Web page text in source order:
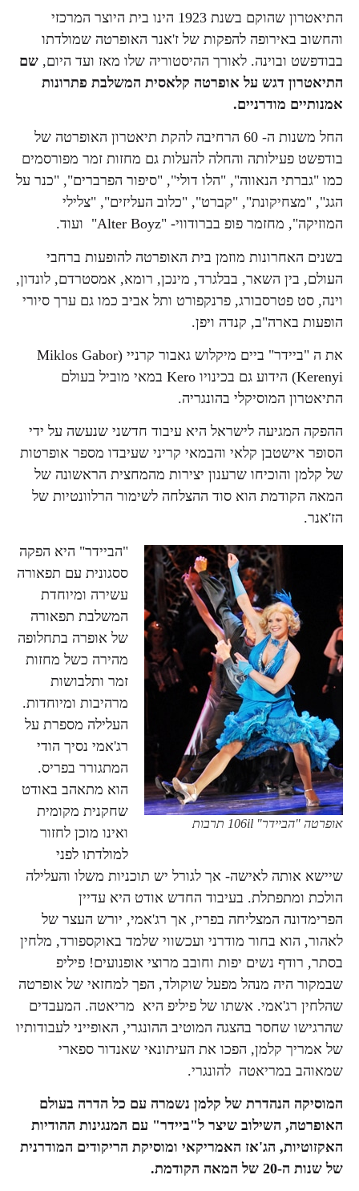
התיאטרון שהוקם בשנת 1923 הינו בית היוצר המרכזי
והחשוב באירופה להפקות של ז'אנר האופרטה שמולדתו
בבודפשט ובוינה. לאורך ההיסטוריה שלו מאז ועד היום, שם
התיאטרון דגש על אופרטה קלאסית המשלבת פתרונות
אמנותיים מודרניים.
החל משנות ה- 60 הרחיבה להקת תיאטרון האופרטה של
בודפשט פעילותה והחלה להעלות גם מחזות זמר מפורסמים
כמו "גברתי הנאווה", "הלו דולי", "סיפור הפרברים", "כנר על
הגג", "מצחיקונת", "קברט", "כלוב העליזים", "צלילי
המוזיקה", מחזמר פופ בברודווי- "Alter Boyz" ועוד.
בשנים האחרונות מוזמן בית האופרטה להופעות ברחבי
העולם, בין השאר, בבלגרד, מינכן, רומא, אמסטרדם, לונדון,
וינה, סט פטרסבורג, פרנקפורט ותל אביב כמו גם ערך סיורי
הופעות בארה"ב, קנדה ויפן.
את ה "ביידר" ביים מיקלוש גאבור קרניי (Miklos Gabor
Kerenyi) הידוע גם בכינויו Kero במאי מוביל בעולם
התיאטרון המוסיקלי בהונגריה.
ההפקה המגיעה לישראל היא עיבוד חדשני שנעשה על ידי
הסופר אישטבן קלאי והבמאי קריני שעיבדו מספר אופרטות
של קלמן והוכיחו שרענון יצירות מהמחצית הראשונה של
המאה הקודמת הוא סוד ההצלחה לשימור הרלוונטיות של
הז'אנר.
אופרטה "הביידר" 106il תרבות
"הביידר" היא הפקה
ססגונית עם תפאורה
עשירה ומיוחדת
המשלבת תפאורה
של אופרה בתחלופה
מהירה כשל מחזות
זמר ותלבושות
מרהיבות ומיוחדות.
העלילה מספרת על
רג'אמי נסיך הודי
המתגורר בפריס.
הוא מתאהב באודט
שחקנית מקומית
ואינו מוכן לחזור
למולדתו לפני
שיישא אותה לאישה- אך לגורל יש תוכניות משלו והעלילה
הולכת ומתפתלת. בעיבוד החדש אודט היא עדיין
הפרימדונה המצליחה בפריז, אך רג'אמי, יורש העצר של
לאהור, הוא בחור מודרני ועכשווי שלמד באוקספורד, מלחין
בסתר, רודף נשים יפות וחובב מרוצי אופנועים! פיליפ
שבמקור היה מנהל מפעל שוקולד, הפך למחזאי של אופרטה
שהלחין רג'אמי. אשתו של פיליפ היא מריאטה. המעבדים
שהרגישו שחסר בהצגה המוטיב ההונגרי, האופייני לעבודותיו
של אמריך קלמן, הפכו את העיתונאי שאנדור ספארי
שמאוהב במריאטה להונגרי.
המוסיקה הנהדרת של קלמן נשמרה עם כל הדרה בעולם
האופרטה, השילוב שיצר ל"ביידר" עם המנגינות ההודיות
האקזוטיות, הג'אז האמריקאי ומוסיקת הריקודים המודרנית
של שנות ה-20 של המאה הקודמת.